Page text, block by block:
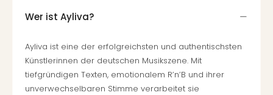
Wer ist Ayliva?
Ayliva ist eine der erfolgreichsten und authentischsten
Künstlerinnen der deutschen Musikszene. Mit
tiefgründigen Texten, emotionalem R’n’B und ihrer
unverwechselbaren Stimme verarbeitet sie